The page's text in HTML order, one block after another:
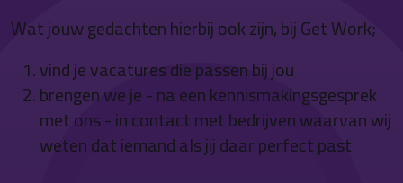
Wat jouw gedachten hierbij ook zijn, bij Get Work;
vind je vacatures die passen bij jou
brengen we je - na een kennismakingsgesprek
met ons - in contact met bedrijven waarvan wij
weten dat iemand als jij daar perfect past